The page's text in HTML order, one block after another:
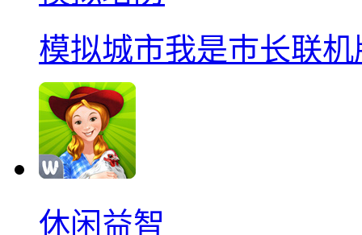
模拟城市我是巿长联机
休闲益智